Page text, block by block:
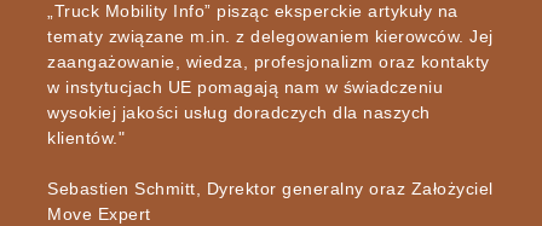
„Truck Mobility Info” pisząc eksperckie artykuły na
tematy związane m.in. z delegowaniem kierowców. Jej
zaangażowanie, wiedza, profesjonalizm oraz kontakty
w instytucjach UE pomagają nam w świadczeniu
wysokiej jakości usług doradczych dla naszych
klientów."
Sebastien Schmitt, Dyrektor generalny oraz Założyciel
Move Expert